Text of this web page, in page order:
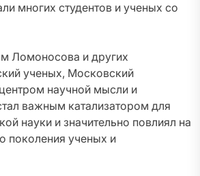
многих студентов и ученых со
Ломоносова и других
ученых, Московский
научной мысли и
важным катализатором для
науки и значительно повлиял на
поколения ученых и